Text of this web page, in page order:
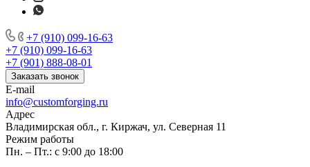
+7 (910) 099-16-63
+7 (910) 099-16-63
+7 (901) 888-08-01
Заказать звонок
E-mail
info@customforging.ru
Адрес
Владимирская обл., г. Киржач, ул. Северная 11
Режим работы
Пн. – Пт.: с 9:00 до 18:00